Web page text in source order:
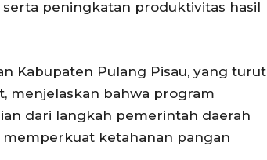
peningkatan produktivitas hasil
Kabupaten Pulang Pisau, yang turut
menjelaskan bahwa program
dari langkah pemerintah daerah
ketahanan pangan